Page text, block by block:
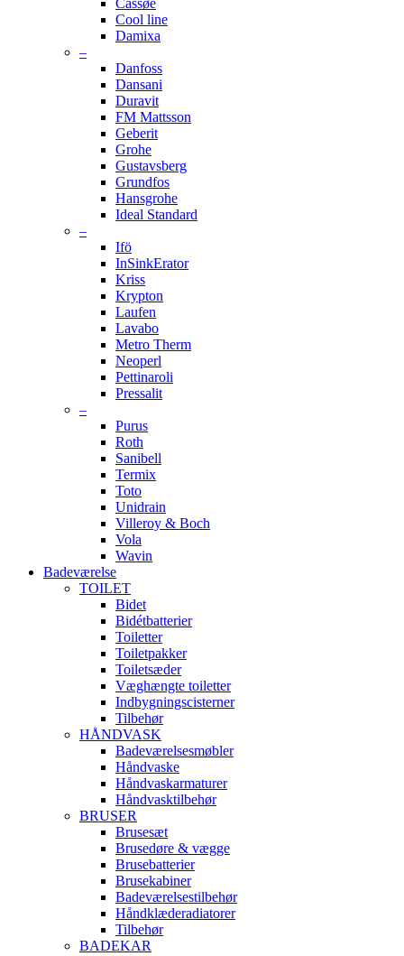
Cassøe
Cool line
Damixa
–
Danfoss
Dansani
Duravit
FM Mattsson
Geberit
Grohe
Gustavsberg
Grundfos
Hansgrohe
Ideal Standard
–
Ifö
InSinkErator
Kriss
Krypton
Laufen
Lavabo
Metro Therm
Neoperl
Pettinaroli
Pressalit
–
Purus
Roth
Sanibell
Termix
Toto
Unidrain
Villeroy & Boch
Vola
Wavin
Badeværelse
TOILET
Bidet
Bidétbatterier
Toiletter
Toiletpakker
Toiletsæder
Væghængte toiletter
Indbygningscisterner
Tilbehør
HÅNDVASK
Badeværelsesmøbler
Håndvaske
Håndvaskarmaturer
Håndvasktilbehør
BRUSER
Brusesæt
Brusedøre & vægge
Brusebatterier
Brusekabiner
Badeværelsestilbehør
Håndklæderadiatorer
Tilbehør
BADEKAR